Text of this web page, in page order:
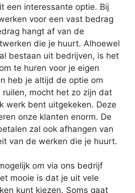
een interessante optie. Bij
voor een vast bedrag
hangt af van de
die je huurt. Alhoewel
bestaan uit bedrijven, is het
te huren voor je eigen
heb je altijd de optie om
mocht het zo zijn dat
werk bent uitgekeken. Deze
onze klanten enorm. De
zal ook afhangen van
van de werken die je huurt.
om via ons bedrijf
mooie is dat je uit vele
kunt kiezen. Soms gaat